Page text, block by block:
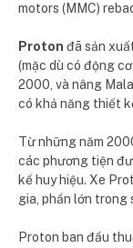
motors (MMC)
Proton đã sản
(mặc dù có động
2000, và nâng
có khả năng thiết
Từ những năm
các phương tiện
kế huy hiệu. Xe
gia, phần lớn trong
Proton ban đầu